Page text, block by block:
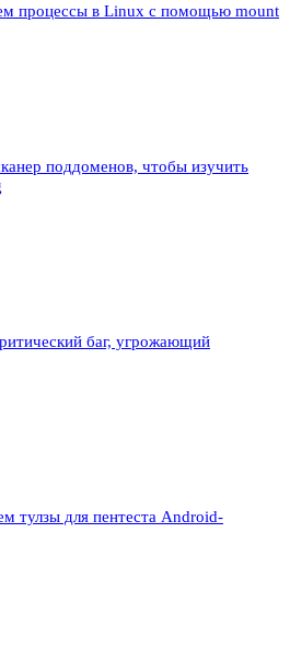
процессы в Linux c помощью mount
поддоменов, чтобы изучить
баг, угрожающий
тулзы для пентеста Android-